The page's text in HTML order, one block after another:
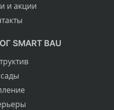
и акции
SMART BAU